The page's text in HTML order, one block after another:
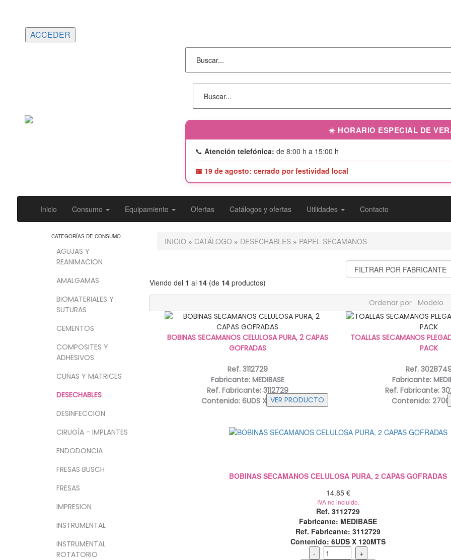
☀️ HORARIO ESPECIAL DE
📞 Atención telefónica: de 8:00 h a 15:00 h
📅 19 de agosto: cerrado por festividad local
Inicio Consumo Equipamiento Ofertas Catálogos y ofertas Utilidades Contacto
CATEGORÍAS DE CONSUMO
AGUJAS Y
REANIMACION
AMALGAMAS
BIOMATERIALES Y
SUTURAS
CEMENTOS
COMPOSITES Y
ADHESIVOS
CUÑAS Y MATRICES
DESECHABLES
DESINFECCION
CIRUGÍA - IMPLANTES
ENDODONCIA
FRESAS BUSCH
FRESAS
IMPRESION
INSTRUMENTAL
INSTRUMENTAL
ROTATORIO
INICIO» CATÁLOGO» DESECHABLES» PAPEL SECAMANOS
Viendo del 1 al 14(de 14productos)
Ordenar por
Modelo
BOBINAS SECAMANOS CELULOSA PURA, 2 CAPAS
GOFRADAS
Ref. 3112729
Fabricante: MEDIBASE
Ref. Fabricante: 3112729
Contenido: 6UDS X 120MTS
TOALLAS SECAMANOS
PACK
Ref.
Fabricante:
Ref. Fabricante:
Contenido:2700
BOBINAS SECAMANOS CELULOSA PURA, 2 CAPAS GOFRADAS
14.85 €
IVA no incluido.
Ref. 3112729
Fabricante: MEDIBASE
Ref. Fabricante: 3112729
Contenido:6UDS X 120MTS